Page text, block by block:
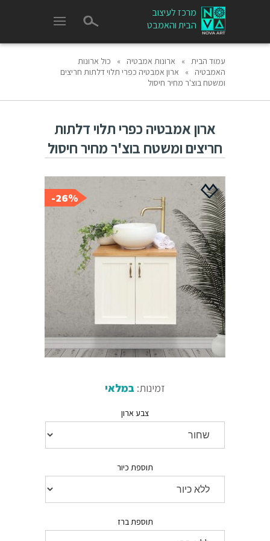
מרכז לעיצוב
הבית והאמבט
עמוד הבית » ארונות אמבטיה »
כול ארונות
האמבטיה
»
ארון אמבטיה כפרי תלוי דלתות חריצים
ומשטח בוצ'ר מחיר חיסול
ארון אמבטיה כפרי תלוי דלתות
חריצים ומשטח בוצ'ר מחיר חיסול
26%-
זמינות: במלאי
צבע ארון
תוספת כיור
תוספת ברז